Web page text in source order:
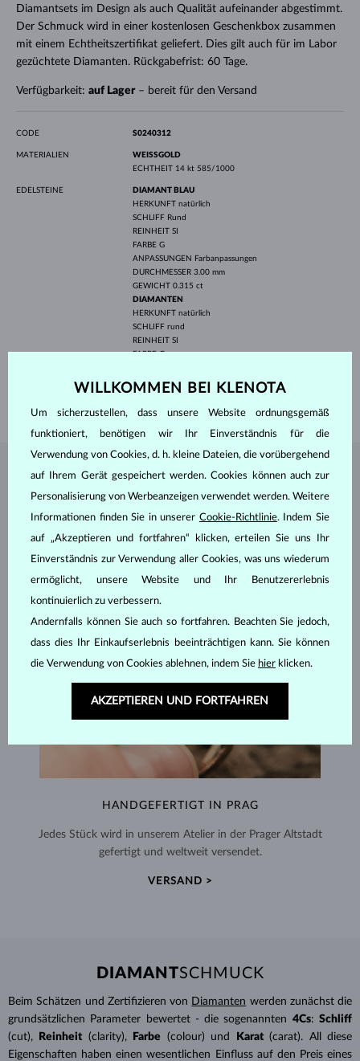
Diamantsets im Design als auch Qualität aufeinander abgestimmt.
Der Schmuck wird in einer kostenlosen Geschenkbox zusammen
mit einem Echtheitszertifikat geliefert. Dies gilt auch für im Labor
gezüchtete Diamanten. Rückgabefrist: 60 Tage.
Verfügbarkeit: auf Lager– bereit für den Versand
CODE S0240312
MATERIALIEN
WEISSGOLD
ECHTHEIT 14 kt 585/1000
EDELSTEINE
DIAMANT BLAU
HERKUNFT natürlich
SCHLIFF Rund
REINHEIT SI
FARBE G
ANPASSUNGEN
Farbanpassungen
DURCHMESSER 3.00 mm
GEWICHT 0.315 ct
DIAMANTEN
HERKUNFT natürlich
SCHLIFF rund
REINHEIT SI
FARBEG
GEWICHT0.360 ct
SCHMUCK AUS DEMKLENOTA ATELIER
HANDGEFERTIGT IN PRAG
Jedes Stück wird in unserem Atelier in der Prager Altstadt
gefertigt und weltweit versendet.
VERSAND >
DIAMANTSCHMUCK
Beim Schätzen und Zertifizieren von Diamanten werden zunächst die
grundsätzlichen Parameter bewertet - die sogenannten 4Cs: Schliff
(cut),
Reinheit (clarity), Farbe (colour) und Karat (carat). All diese
Eigenschaften haben einen wesentlichen Einfluss auf den Preis eines
WILLKOMMEN BEI KLENOTA
Um sicherzustellen, dass unsere Website ordnungsgemäß
funktioniert, benötigen wir Ihr Einverständnis für die
Verwendung von Cookies, d. h. kleine Dateien, die vorübergehend
auf Ihrem Gerät gespeichert werden. Cookies können auch zur
Personalisierung von Werbeanzeigen verwendet werden. Weitere
Informationen finden Sie in unserer Cookie-Richtlinie. Indem Sie
auf „Akzeptieren und fortfahren“ klicken, erteilen Sie uns Ihr
Einverständnis zur Verwendung aller Cookies, was uns wiederum
ermöglicht, unsere Website und Ihr Benutzererlebnis
kontinuierlich zu verbessern.
Andernfalls können Sie auch so fortfahren. Beachten Sie jedoch,
dass dies Ihr Einkaufserlebnis beeinträchtigen kann. Sie können
die Verwendung von Cookies ablehnen, indem Sie hier klicken.
AKZEPTIEREN UND FORTFAHREN